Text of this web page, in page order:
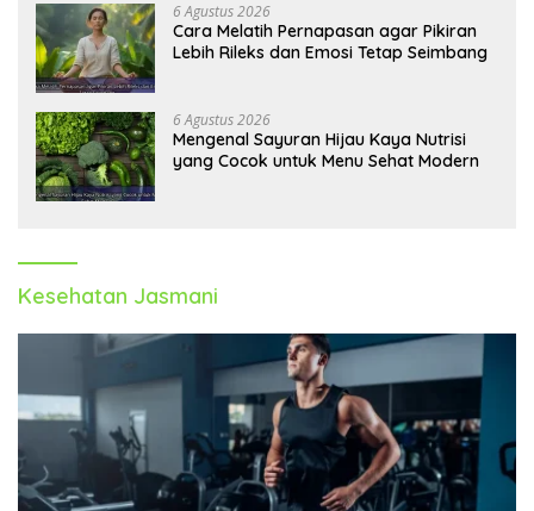
6 Agustus 2026
Cara Melatih Pernapasan agar Pikiran
Lebih Rileks dan Emosi Tetap Seimbang
6 Agustus 2026
Mengenal Sayuran Hijau Kaya Nutrisi
yang Cocok untuk Menu Sehat Modern
Kesehatan Jasmani